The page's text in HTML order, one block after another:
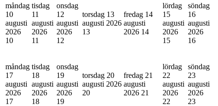
måndag
10
augusti
2026
10
tisdag
11
augusti
2026
11
onsdag
12
augusti
2026
12
torsdag 13
augusti 2026
13
fredag 14
augusti
2026 14
lördag
15
augusti
2026
15
söndag
16
augusti
2026
16
måndag
17
augusti
2026
17
tisdag
18
augusti
2026
18
onsdag
19
augusti
2026
19
torsdag 20
augusti 2026
20
fredag 21
augusti
2026 21
lördag
22
augusti
2026
22
söndag
23
augusti
2026
23